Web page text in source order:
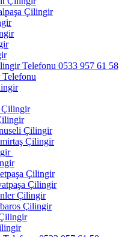
Çilingir
Telefonu 0533 957 61 58
Çilingir
Çilingir
Çilingir
Çilingir
Çilingir
Çilingir
Çilingir